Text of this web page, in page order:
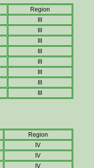
Region
Region
IV
IV
IV